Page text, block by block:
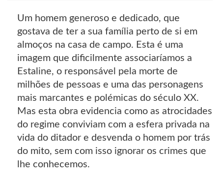
Um homem generoso e dedicado, que
gostava de ter a sua família perto de si em
almoços na casa de campo. Esta é uma
imagem que dificilmente associaríamos a
Estaline, o responsável pela morte de
milhões de pessoas e uma das personagens
mais marcantes e polémicas do século XX.
Mas esta obra evidencia como as atrocidades
do regime conviviam com a esfera privada na
vida do ditador e desvenda o homem por trás
do mito, sem com isso ignorar os crimes que
lhe conhecemos.